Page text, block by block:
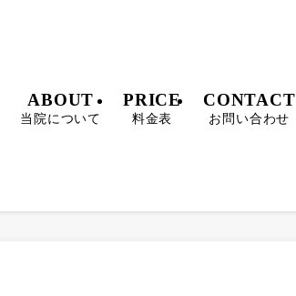
ABOUT
当院について
PRICE
料金表
CONTACT
お問い合わせ